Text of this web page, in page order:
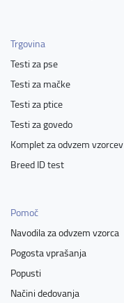
Trgovina
Testi za pse
Testi za mačke
Testi za ptice
Testi za govedo
Komplet za odvzem vzorcev
Breed ID test
Pomoč
Navodila za odvzem vzorca
Pogosta vprašanja
Popusti
Načini dedovanja